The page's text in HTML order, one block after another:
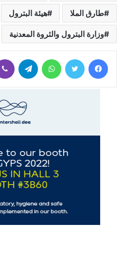
طارق الملا هيئة البترول
وزارة البترول والثروة المعدنية
فيسبوك تويتر واتساب تيلقرام